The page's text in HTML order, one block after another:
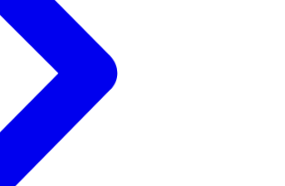
en ouders er niet samen uitkomen in de
naar passend onderwijs, dan kan een
mogelijk bemiddelen, adviseren